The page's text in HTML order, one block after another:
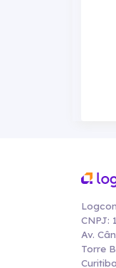
CNPJ:
Av.
Torre